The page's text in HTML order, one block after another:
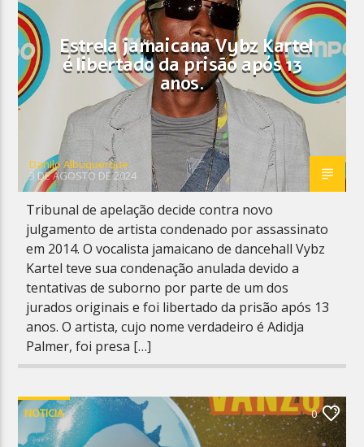
Planeta Reggae
Estrela jamaicana Vybz Kartel
é libertado da prisão após 13
anos.
Danilo Albuquerque
3 DE AGOSTO DE 2024
Tribunal de apelação decide contra novo
julgamento de artista condenado por assassinato
em 2014. O vocalista jamaicano de dancehall Vybz
Kartel teve sua condenação anulada devido a
tentativas de suborno por parte de um dos
jurados originais e foi libertado da prisão após 13
anos. O artista, cujo nome verdadeiro é Adidja
Palmer, foi presa […]
NOTICIA 0